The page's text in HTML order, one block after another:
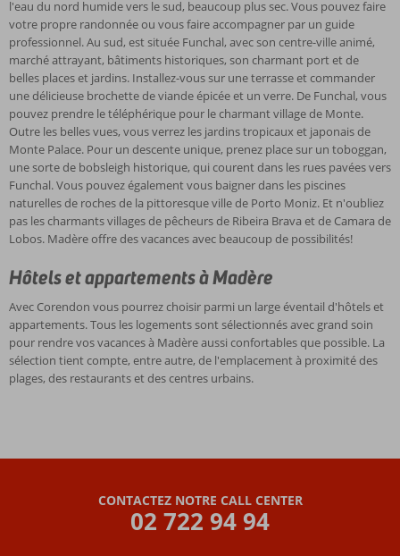
l'eau du nord humide vers le sud, beaucoup plus sec. Vous pouvez faire
votre propre randonnée ou vous faire accompagner par un guide
professionnel. Au sud, est située Funchal, avec son centre-ville animé,
marché attrayant, bâtiments historiques, son charmant port et de
belles places et jardins. Installez-vous sur une terrasse et commander
une délicieuse brochette de viande épicée et un verre. De Funchal, vous
pouvez prendre le téléphérique pour le charmant village de Monte.
Outre les belles vues, vous verrez les jardins tropicaux et japonais de
Monte Palace. Pour un descente unique, prenez place sur un toboggan,
une sorte de bobsleigh historique, qui courent dans les rues pavées vers
Funchal. Vous pouvez également vous baigner dans les piscines
naturelles de roches de la pittoresque ville de Porto Moniz. Et n'oubliez
pas les charmants villages de pêcheurs de Ribeira Brava et de Camara de
Lobos. Madère offre des vacances avec beaucoup de possibilités!
Hôtels et appartements à Madère
Avec Corendon vous pourrez choisir parmi un large éventail d'hôtels et
appartements. Tous les logements sont sélectionnés avec grand soin
pour rendre vos vacances à Madère aussi confortables que possible. La
sélection tient compte, entre autre, de l'emplacement à proximité des
plages, des restaurants et des centres urbains.
CONTACTEZ NOTRE CALL CENTER
02 722 94 94